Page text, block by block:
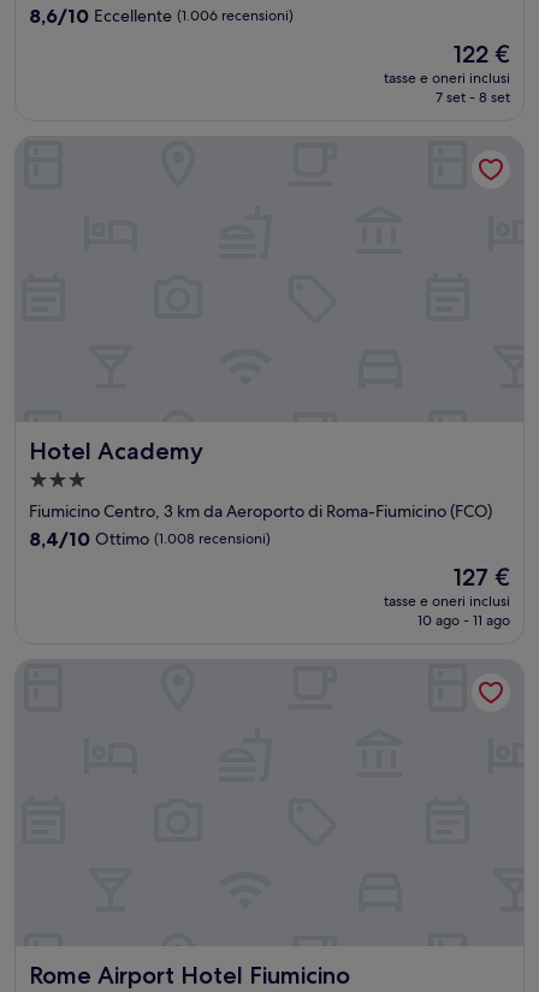
3.0
stelle
8.6
8,6/10 Eccellente (1.006 recensioni)
Il
prezzo
attuale
122 €
tasse e oneri inclusi
7 set - 8 set
Hotel Academy
Hotel Academy
Struttura
a
3.0
Fiumicino Centro, 3 km da Aeroporto di Roma-Fiumicino (FCO)
8.4
8,4/10 Ottimo (1.008 recensioni)
Il
prezzo
attuale
127 €
127 €
tasse e oneri inclusi
10 ago - 11 ago
Hotel Academy
Rome Airport Hotel Fiumicino
Rome Airport Hotel Fiumicino